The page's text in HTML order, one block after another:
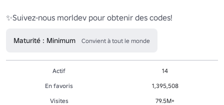
✨Suivez-nous morldev pour obtenir des codes!
Maturité : Minimum Convient à tout le monde
Actif
14
En favoris
1,395,508
Visites
79.5M+